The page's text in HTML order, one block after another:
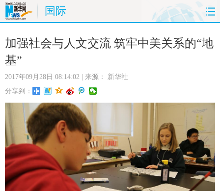
国际
首页 时政 国际 财经
娱乐
时尚 思客
港澳 台湾 汽车
科技 能源 房产 公司
图片 视频 彩票 食品
旅游 健康 信息化 数据
加强社会与人文交流 筑牢中美关系的“地
基”
2017年09月28日 08:14:02 | 来源： 新华社
分享到：